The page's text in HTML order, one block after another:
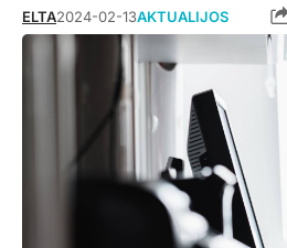
ELTA2024-02-13AKTUALIJOS